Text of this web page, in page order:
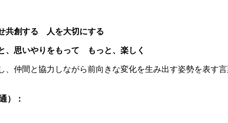
共創する 人を大切にする
思いやりをもって もっと、楽しく
仲間と協力しながら前向きな変化を生み出す姿勢を表す
）：